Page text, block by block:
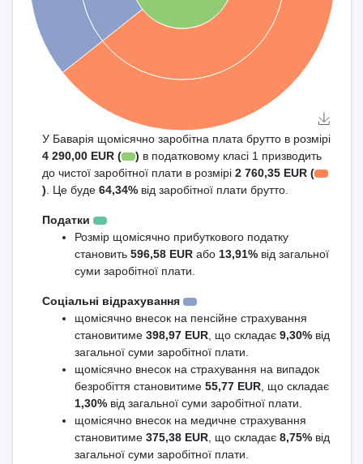
У Баварія щомісячно заробітна плата брутто в розмірі
4 290,00 EUR (
) в податковому класі 1 призводить
до чистої заробітної плати в розмірі 2 760,35 EUR (
) . Це буде 64,34% від заробітної плати брутто.
Податки
Розмір щомісячно прибуткового податку
становить 596,58 EUR або 13,91% від загальної
суми заробітної плати.
Соціальні відрахування
щомісячно внесок на пенсійне страхування
становитиме 398,97 EUR , що складає 9,30% від
загальної суми заробітної плати.
щомісячно внесок на страхування на випадок
безробіття становитиме 55,77 EUR , що складає
1,30% від загальної суми заробітної плати.
щомісячно внесок на медичне страхування
становитиме 375,38 EUR , що складає 8,75% від
загальної суми заробітної плати.